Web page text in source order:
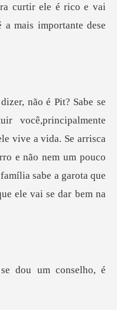
curtir ele é rico e vai
vive a vida. Se arrisca
e não nem um pouco
dou um conselho, é